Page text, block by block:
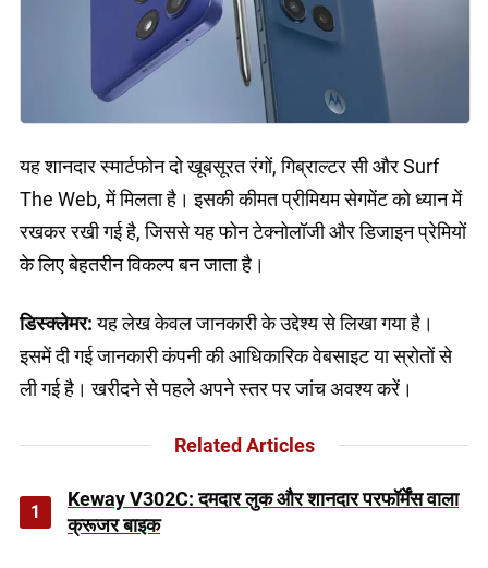
यह शानदार स्मार्टफोन दो खूबसूरत रंगों, गिब्राल्टर सी और Surf
The Web, में मिलता है। इसकी कीमत प्रीमियम सेगमेंट को ध्यान में
रखकर रखी गई है, जिससे यह फोन टेक्नोलॉजी और डिजाइन प्रेमियों
के लिए बेहतरीन विकल्प बन जाता है।
डिस्क्लेमर:यह लेख केवल जानकारी के उद्देश्य से लिखा गया है।
इसमें दी गई जानकारी कंपनी की आधिकारिक वेबसाइट या स्रोतों से
ली गई है। खरीदने से पहले अपने स्तर पर जांच अवश्य करें।
Related Articles
1
Keway V302C: दमदार लुक और शानदार परफॉर्मेंस वाला
क्रूजर बाइक